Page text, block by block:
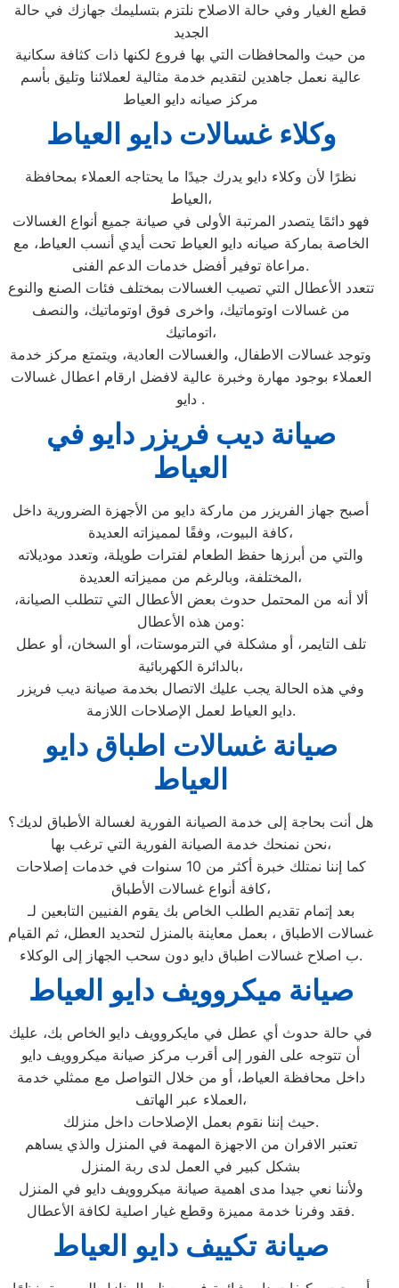
قطع الغيار وفي حالة الاصلاح نلتزم بتسليمك جهازك في حالة
الجديد
من حيث والمحافظات التي بها فروع لكنها ذات كثافة سكانية
عالية نعمل جاهدين لتقديم خدمة مثالية لعملائنا وتليق بأسم
مركز صيانه دايو العياط
وكلاء غسالات دايو العياط
نظرًا لأن وكلاء دايو يدرك جيدًا ما يحتاجه العملاء بمحافظة
العياط،
فهو دائمًا يتصدر المرتبة الأولى في صيانة جميع أنواع الغسالات
الخاصة بماركة صيانه دايو العياط تحت أيدي أنسب العياط، مع
مراعاة توفير أفضل خدمات الدعم الفنى.
تتعدد الأعطال التي تصيب الغسالات بمختلف فئات الصنع والنوع
من غسالات اوتوماتيك، واخرى فوق اوتوماتيك، والنصف
اتوماتيك،
وتوجد غسالات الاطفال، والغسالات العادية، ويتمتع مركز خدمة
العملاء بوجود مهارة وخبرة عالية لافضل ارقام اعطال غسالات
دايو .
صيانة ديب فريزر دايو في
العياط
أصبح جهاز الفريزر من ماركة دايو من الأجهزة الضرورية داخل
كافة البيوت، وفقًا لمميزاته العديدة،
والتي من أبرزها حفظ الطعام لفترات طويلة، وتعدد موديلاته
المختلفة، وبالرغم من مميزاته العديدة،
ألا أنه من المحتمل حدوث بعض الأعطال التي تتطلب الصيانة،
ومن هذه الأعطال:
تلف التايمر، أو مشكلة في الترموستات، أو السخان، أو عطل
بالدائرة الكهربائية،
وفي هذه الحالة يجب عليك الاتصال بخدمة صيانة ديب فريزر
دايو العياط لعمل الإصلاحات اللازمة.
صيانة غسالات اطباق دايو
العياط
هل أنت بحاجة إلى خدمة الصيانة الفورية لغسالة الأطباق لديك؟
نحن نمنحك خدمة الصيانة الفورية التي ترغب بها،
كما إننا نمتلك خبرة أكثر من 10 سنوات في خدمات إصلاحات
كافة أنواع غسالات الأطباق،
بعد إتمام تقديم الطلب الخاص بك يقوم الفنيين التابعين لـ
غسالات الاطباق ، بعمل معاينة بالمنزل لتحديد العطل، ثم القيام
ب اصلاح غسالات اطباق دايو دون سحب الجهاز إلى الوكلاء.
صيانة ميكروويف دايو العياط
في حالة حدوث أي عطل في مايكروويف دايو الخاص بك، عليك
أن تتوجه على الفور إلى أقرب مركز صيانة ميكروويف دايو
داخل محافظة العياط، أو من خلال التواصل مع ممثلي خدمة
العملاء عبر الهاتف،
حيث إننا نقوم بعمل الإصلاحات داخل منزلك.
تعتبر الافران من الاجهزة المهمة في المنزل والذي يساهم
بشكل كبير في العمل لدى ربة المنزل
ولأننا نعي جيدا مدى اهمية صيانة ميكروويف دايو في المنزل
فقد وفرنا خدمة مميزة وقطع غيار اصلية لكافة الأعطال.
صيانة تكييف دايو العياط